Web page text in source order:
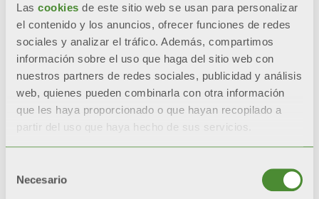
Las cookies de este sitio web se usan para personalizar
el contenido y los anuncios, ofrecer funciones de redes
sociales y analizar el tráfico. Además, compartimos
información sobre el uso que haga del sitio web con
nuestros partners de redes sociales, publicidad y análisis
web, quienes pueden combinarla con otra información
que les haya proporcionado o que hayan recopilado a
partir del uso que haya hecho de sus servicios.
Necesario
conectar con sistemas de
automatización de edificios bms
(Modbus integrado) y IOT
SOLICITUD DE INFORMACIÓN